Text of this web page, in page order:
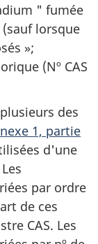
" fumée
lorsque
»;
(Nº CAS
des
1, partie
d'une
par ordre
de ces
CAS. Les